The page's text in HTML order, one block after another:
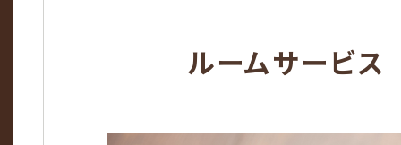
ルームサービス